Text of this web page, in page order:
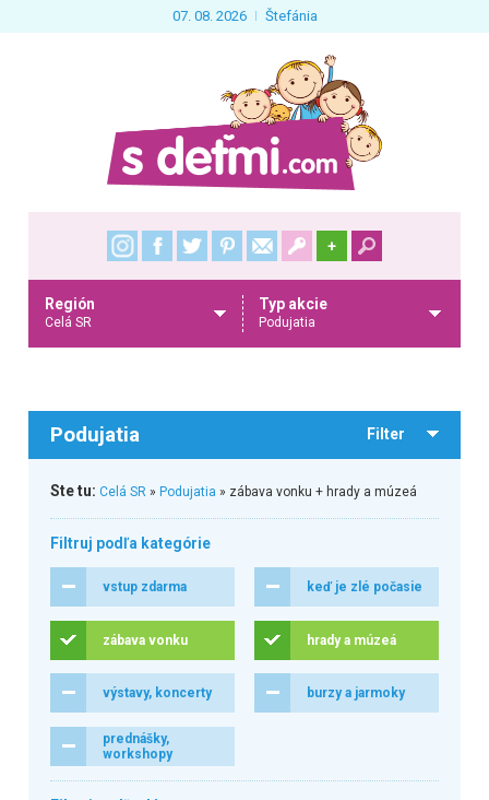
07. 08. 2026 Štefánia
+
Región
Celá SR
Typ akcie
Podujatia
Podujatia Filter
Ste tu: Celá SR» Podujatia » zábava vonku + hrady a múzeá
Filtruj podľa kategórie
vstup zdarma keď je zlé počasie
zábava vonku hrady a múzeá
výstavy, koncerty burzy a jarmoky
prednášky,
workshopy